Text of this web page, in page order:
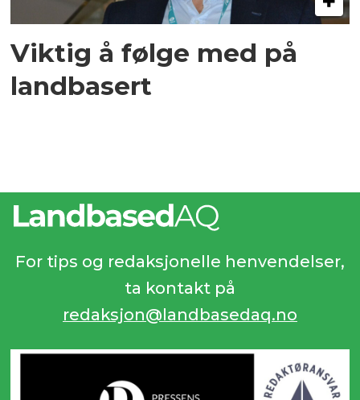
Viktig å følge med på
landbasert
For tips og redaksjonelle henvendelser,
ta kontakt på
redaksjon@landbasedaq.no